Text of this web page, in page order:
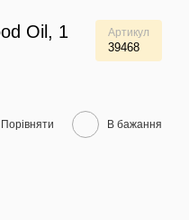
Oil, 1
Артикул
39468
Порівняти В бажання